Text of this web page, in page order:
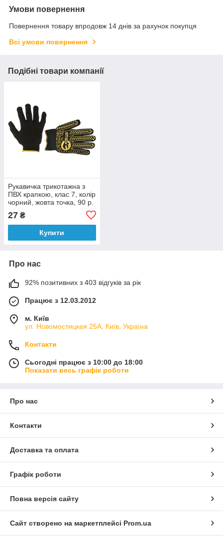
Умови повернення
Повернення товару впродовж 14 днів за рахунок покупця
Всі умови повернення
Подібні товари компанії
Рукавичка трикотажна з
ПВХ крапкою, клас 7, колір
чорний, жовта точка, 90 р.
27 ₴
Купити
Про нас
92% позитивних з 403 відгуків за рік
Працює з 12.03.2012
м. Київ
ул. Новомостицкая 25А, Київ, Україна
Контакти
Сьогодні працює з 10:00 до 18:00
Показати весь графік роботи
Про нас
Контакти
Доставка та оплата
Графік роботи
Повна версія сайту
Сайт створено на маркетплейсі Prom.ua